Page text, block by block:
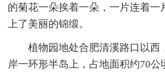
的菊花一朵挨着一朵，一片连着一
上了美丽的锦缎。
植物园地处合肥清溪路口以西
岸一环形半岛上，占地面积约70